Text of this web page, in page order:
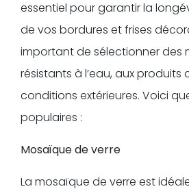
essentiel pour garantir la
de vos bordures et frises
important de sélectionner des
résistants à l’eau, aux produits
conditions extérieures. Voici
populaires :
Mosaïque de verre
La mosaïque de verre est